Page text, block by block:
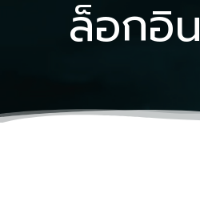
ล็อกอิน